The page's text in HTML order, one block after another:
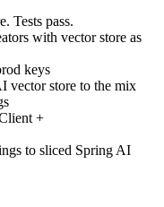
Tests pass.
with vector store as
keys
vector store to the mix
+
to sliced Spring AI